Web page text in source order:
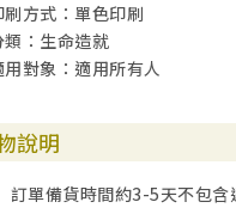
刷方式：單色印刷
類：生命造就
用對象：適用所有人
說明
訂單備貨時間約3-5天不包